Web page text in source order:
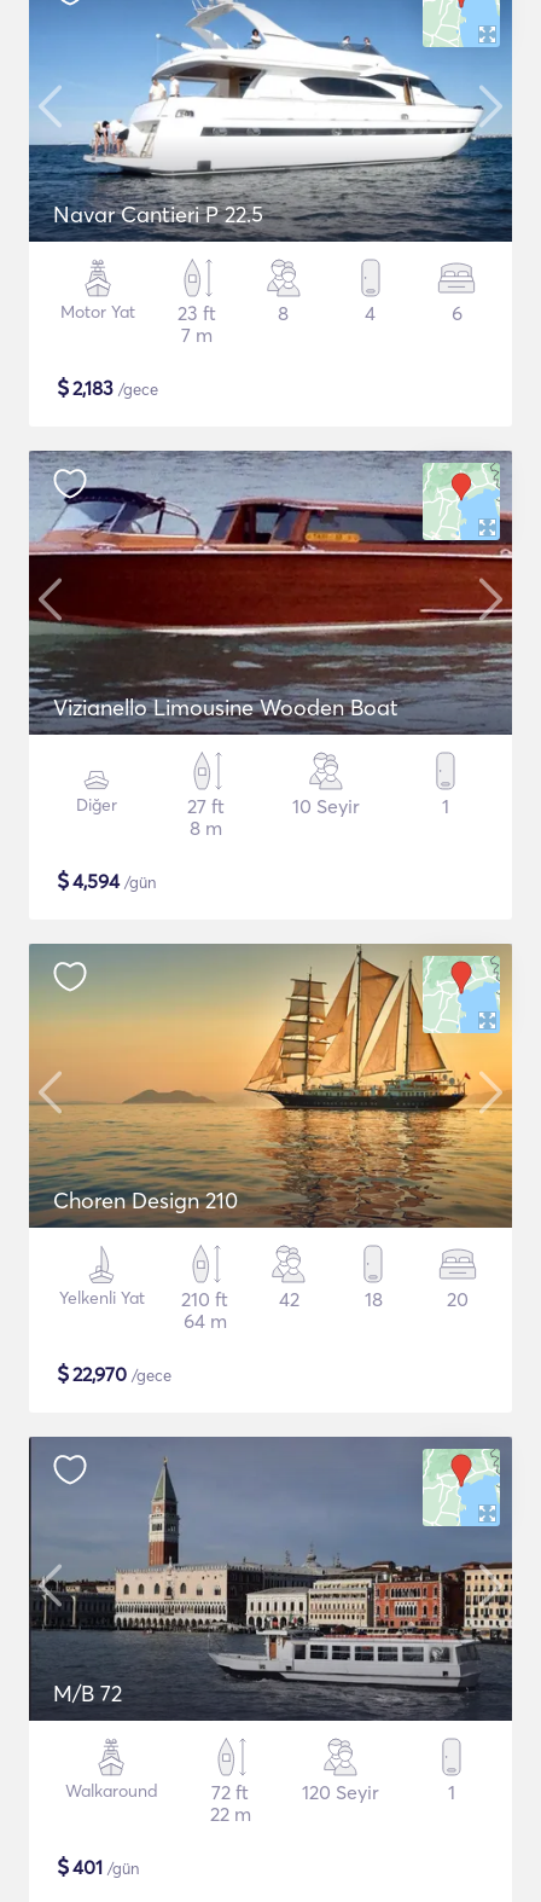
Navar Cantieri P 22.5
Motor Yat
23 ft
7 m
8 4 6
$2,183 /gece
Vizianello Limousine Wooden Boat
Diğer
27 ft
8 m
10 Seyir 1
$4,594/gün
Choren Design 210
Yelkenli Yat
210 ft
64 m
42 18 20
$22,970 /gece
M/B 72
Walkaround
72 ft
22 m
120 Seyir 1
$401 /gün